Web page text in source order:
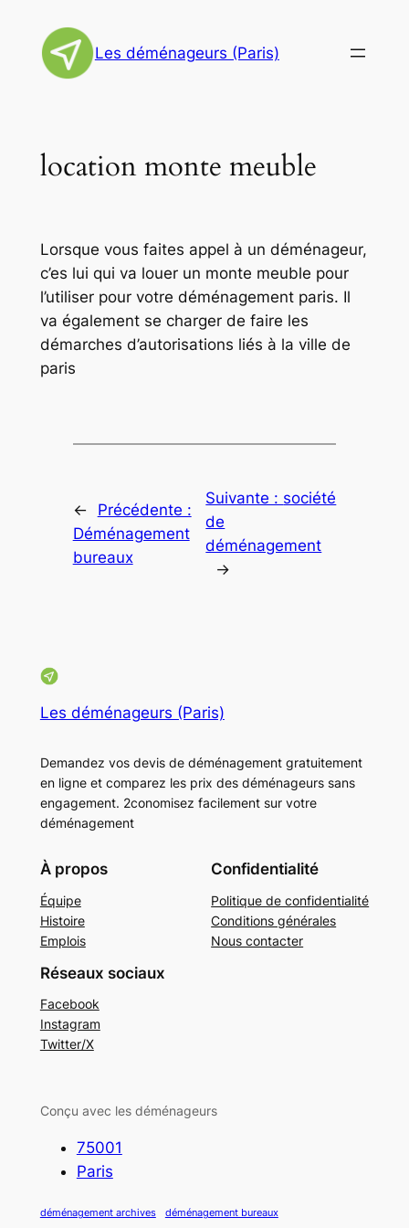
contenu
Les déménageurs (Paris)
location monte meuble
Lorsque vous faites appel à un déménageur,
c’es lui qui va louer un monte meuble pour
l’utiliser pour votre déménagement paris. Il
va également se charger de faire les
démarches d’autorisations liés à la ville de
paris
←
Précédente :
Déménagement
bureaux
Suivante : société
de
déménagement
→
Les déménageurs (Paris)
Demandez vos devis de déménagement gratuitement
en ligne et comparez les prix des déménageurs sans
engagement. 2conomisez facilement sur votre
déménagement
À propos
Équipe
Histoire
Emplois
Confidentialité
Politique de confidentialité
Conditions générales
Nous contacter
Réseaux sociaux
Facebook
Instagram
Twitter/X
Conçu avec les déménageurs
75001
Paris
déménagement archives déménagement bureaux